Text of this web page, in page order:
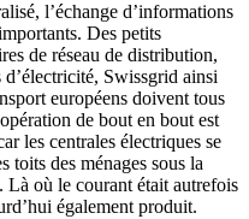
l’échange d’informations
Des petits
de réseau de distribution,
d’électricité, Swissgrid ainsi
européens doivent tous
de bout en bout est
les centrales électriques se
toits des ménages sous la
Là où le courant était autrefois
également produit.